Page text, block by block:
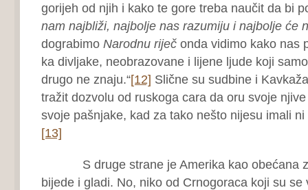
gorijeh od njih i kako te gore treba naučit da bi
nam najbliži, najbolje nas razumiju i najbolje će
dograbimo Narodnu riječonda vidimo kako nas
ka divljake, neobrazovane i lijene ljude koji
drugo ne znaju.“[12] Slične su sudbine i
tražit dozvolu od ruskoga cara da oru svoje
svoje pašnjake, kad za tako nešto nijesu imali ni
[13]
S druge strane je Amerika kao obećana
bijede i gladi. No, niko od Crnogoraca koji su se